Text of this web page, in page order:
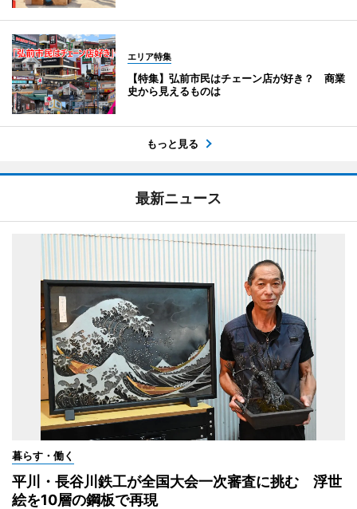
エリア特集
【特集】弘前市民はチェーン店が好き？ 商業
史から見えるものは
もっと見る
最新ニュース
暮らす・働く
平川・長谷川鉄工が全国大会一次審査に挑む 浮世
絵を10層の鋼板で再現